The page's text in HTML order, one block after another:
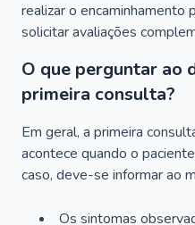
realizar o encaminhamento
solicitar avaliações
O que perguntar ao
primeira consulta?
Em geral, a primeira
acontece quando o
caso, deve-se informar ao
Os sintomas